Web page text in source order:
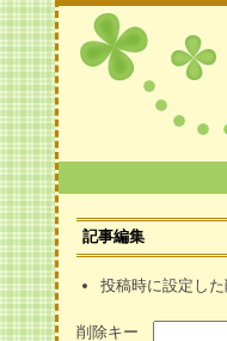
記事編集
投稿時に設定した
削除キー